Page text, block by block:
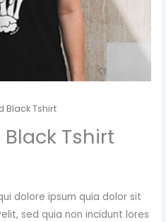
Black Tshirt
Tshirt
dolore ipsum quia dolor sit
sed quia non incidunt lores